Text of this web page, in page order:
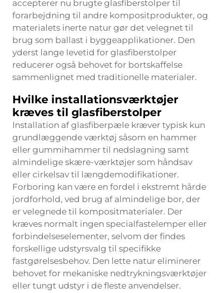
accepterer nu brugte glasfiberstolper til
forarbejdning til andre kompositprodukter, og
materialets inerte natur gør det velegnet til
brug som ballast i byggeapplikationer. Den
yderst lange levetid for glasfiberstolper
reducerer også behovet for bortskaffelse
sammenlignet med traditionelle materialer.
Hvilke installationsværktøjer
kræves til glasfiberstolper
Installation af glasfiberpæle kræver typisk kun
grundlæggende værktøj såsom en hammer
eller gummihammer til nedslagning samt
almindelige skære-værktøjer som håndsav
eller cirkelsav til længdemodifikationer.
Forboring kan være en fordel i ekstremt hårde
jordforhold, ved brug af almindelige bor, der
er velegnede til kompositmaterialer. Der
kræves normalt ingen specialfastelemper eller
forbindelseselementer, selvom der findes
forskellige udstyrsvalg til specifikke
fastgørelsesbehov. Den lette natur eliminerer
behovet for mekaniske nedtrykningsværktøjer
eller tungt udstyr i de fleste anvendelser.